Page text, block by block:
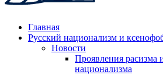
Главная
Русский национализм и
Новости
Проявления расизма
национализма